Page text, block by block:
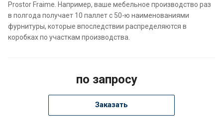
Prostor Fraime. Например, ваше мебельное производство раз
в полгода получает 10 паллет с 50-ю наименованиями
фурнитуры, которые впоследствии распределяются в
коробках по участкам производства.
по запросу
Заказать